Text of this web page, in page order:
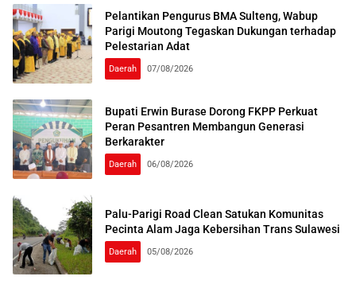
Pelantikan Pengurus BMA Sulteng, Wabup
Parigi Moutong Tegaskan Dukungan terhadap
Pelestarian Adat
Daerah 07/08/2026
Bupati Erwin Burase Dorong FKPP Perkuat
Peran Pesantren Membangun Generasi
Berkarakter
Daerah 06/08/2026
Palu-Parigi Road Clean Satukan Komunitas
Pecinta Alam Jaga Kebersihan Trans Sulawesi
Daerah 05/08/2026